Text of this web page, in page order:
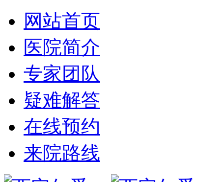
网站首页
医院简介
专家团队
疑难解答
在线预约
来院路线